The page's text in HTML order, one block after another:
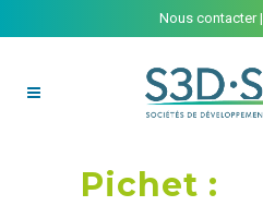
Nous contacter|
Pichet :